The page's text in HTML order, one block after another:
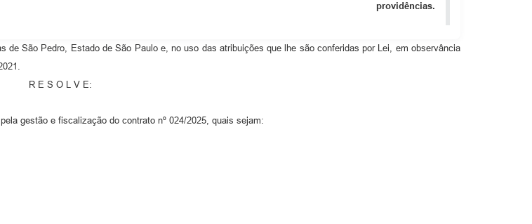
providências.
São Pedro, Estado de São Paulo e, no uso das atribuições que lhe são conferidas por Lei, em observância
R E S O L V E:
gestão e fiscalização do contrato nº 024/2025, quais sejam: